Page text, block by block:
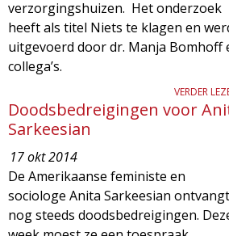
i
e
M
a
g
verzorgingshuizen. Het onderzoek
heeft als titel Niets te klagen en
uitgevoerd door dr. Manja Bomhoff
collega’s.
VERDER
Doodsbedreigingen voor
Sarkeesian
17 okt 2014
De Amerikaanse feministe en
sociologe Anita Sarkeesian ontvangt
nog steeds doodsbedreigingen.